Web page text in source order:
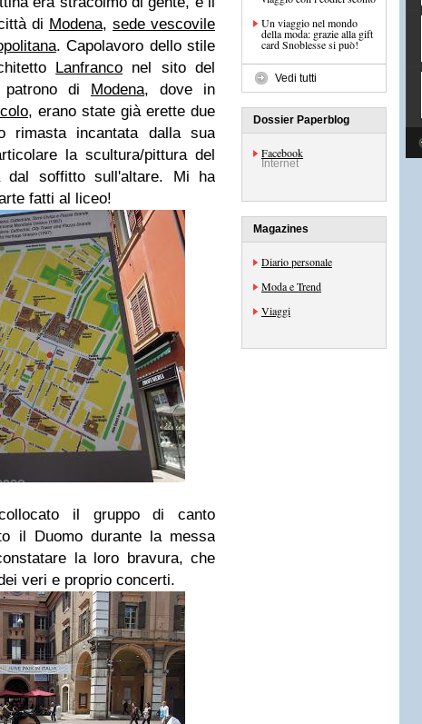
di Modena, sede vescovile
. Capolavoro dello stile
Lanfranco nel sito del
di Modena, dove in
, erano state già erette due
rimasta incantata dalla sua
la scultura/pittura del
dal soffitto sull'altare. Mi ha
fatti al liceo!
il gruppo di canto
il Duomo durante la messa
la loro bravura, che
veri e proprio concerti.
Un viaggio nel mondo
della moda: grazie alla gift
card Snoblesse si può!
Vedi tutti
Dossier Paperblog
Facebook
Internet
Magazines
Diario personale
Moda e Trend
Viaggi